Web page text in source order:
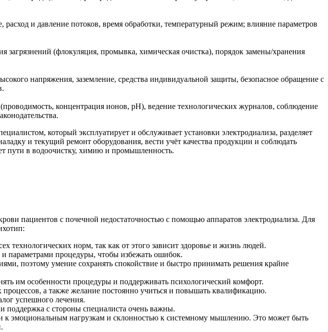
и давление потоков, время обработки, температурный режим; влияние параметров
(флокуляция, промывка, химическая очистка), порядок замены/хранения
напряжения, заземление, средства индивидуальной защиты, безопасное обращение с
концентрация ионов, pH), ведение технологических журналов, соблюдение
который эксплуатирует и обслуживает установки электродиализа, разделяет
и текущий ремонт оборудования, вести учёт качества продукции и соблюдать
пути в водоочистку, химию и промышленность.
пациентов с почечной недостаточностью с помощью аппаратов электродиализа. Для
технологических норм, так как от этого зависит здоровье и жизнь людей.
параметрами процедуры, чтобы избежать ошибок.
поэтому умение сохранять спокойствие и быстро принимать решения крайне
им особенности процедуры и поддерживать психологический комфорт.
а также желание постоянно учиться и повышать квалификацию.
успешного лечения.
поддержка с стороны специалиста очень важны.
к эмоциональным нагрузкам и склонностью к системному мышлению. Это может быть